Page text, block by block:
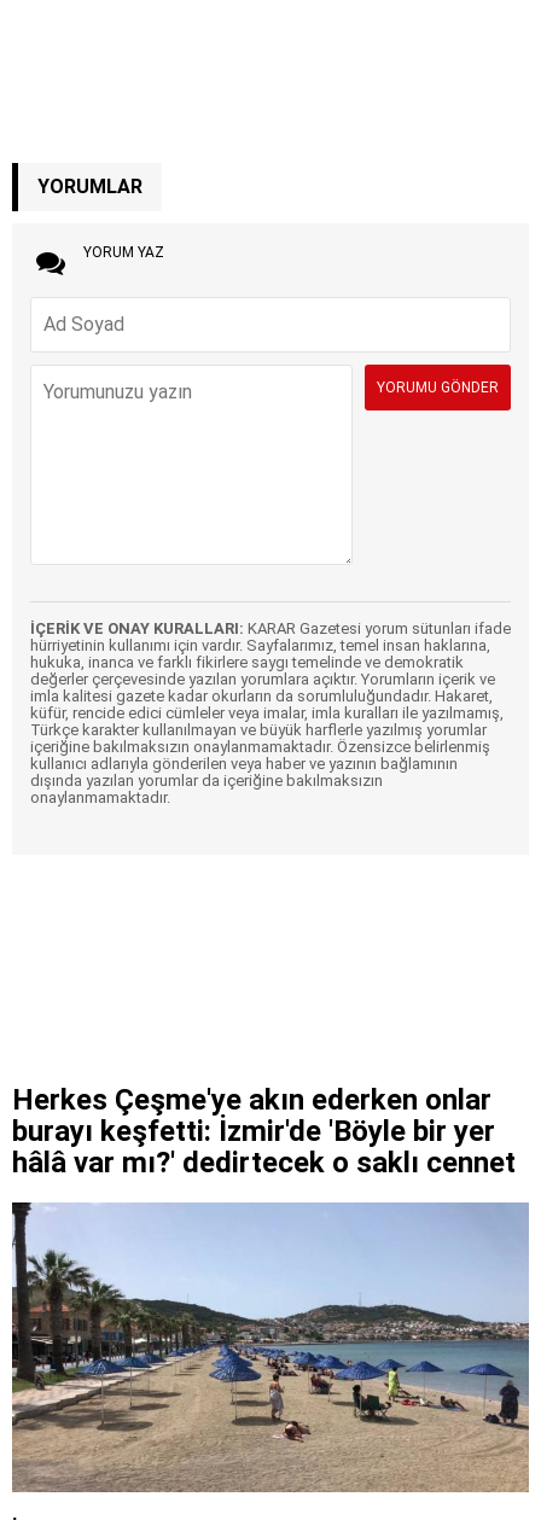
YORUMLAR
YORUM YAZ
İÇERİK VE ONAY KURALLARI: KARAR Gazetesi yorum sütunları ifade
hürriyetinin kullanımı için vardır. Sayfalarımız, temel insan haklarına,
hukuka, inanca ve farklı fikirlere saygı temelinde ve demokratik
değerler çerçevesinde yazılan yorumlara açıktır. Yorumların içerik ve
imla kalitesi gazete kadar okurların da sorumluluğundadır. Hakaret,
küfür, rencide edici cümleler veya imalar, imla kuralları ile yazılmamış,
Türkçe karakter kullanılmayan ve büyük harflerle yazılmış yorumlar
içeriğine bakılmaksızın onaylanmamaktadır. Özensizce belirlenmiş
kullanıcı adlarıyla gönderilen veya haber ve yazının bağlamının
dışında yazılan yorumlar da içeriğine bakılmaksızın
onaylanmamaktadır.
Herkes Çeşme'ye akın ederken onlar
burayı keşfetti: İzmir'de 'Böyle bir yer
hâlâ var mı?' dedirtecek o saklı cennet